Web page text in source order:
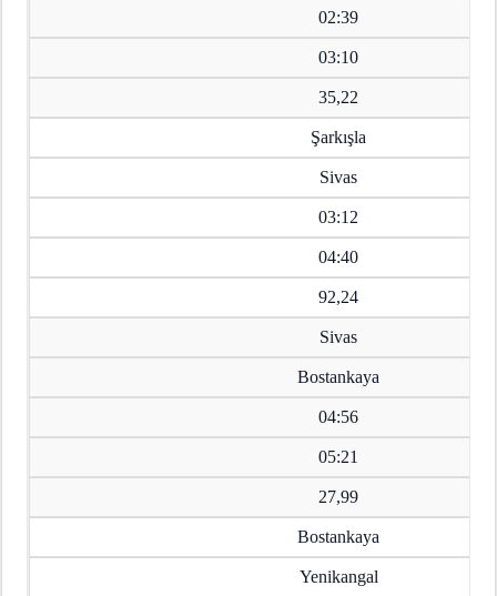
02:39
03:10
35,22
Şarkışla
Sivas
03:12
04:40
92,24
Sivas
Bostankaya
04:56
05:21
27,99
Bostankaya
Yenikangal